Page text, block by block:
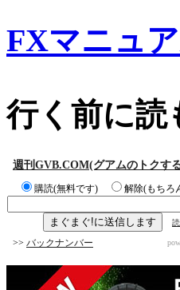
FXマニュ
行く前に読
週刊GVB.COM(グアムのトクす
購読(無料です) 解除(もちろ
>> バックナンバー